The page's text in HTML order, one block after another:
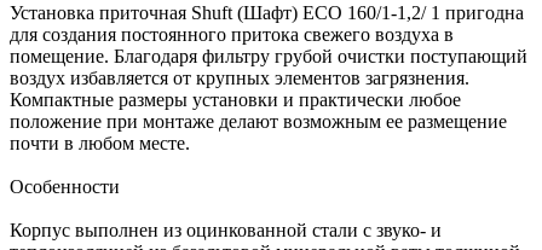
Установка приточная Shuft (Шафт) ECO 160/1-1,2/ 1 пригодна
для создания постоянного притока свежего воздуха в
помещение. Благодаря фильтру грубой очистки поступающий
воздух избавляется от крупных элементов загрязнения.
Компактные размеры установки и практически любое
положение при монтаже делают возможным ее размещение
почти в любом месте.
Особенности
Корпус выполнен из оцинкованной стали с звуко- и